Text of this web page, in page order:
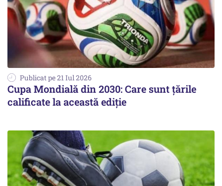
Publicat pe 21 Iul 2026
Cupa Mondială din 2030: Care sunt țările
calificate la această ediție